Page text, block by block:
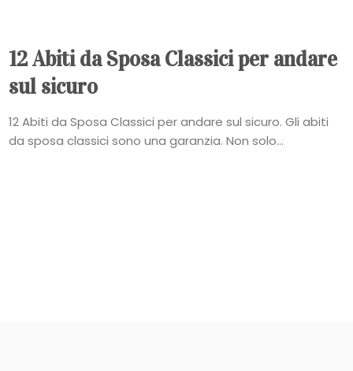
12 Abiti da Sposa Classici per andare
sul sicuro
12 Abiti da Sposa Classici per andare sul sicuro. Gli abiti
da sposa classici sono una garanzia. Non solo...